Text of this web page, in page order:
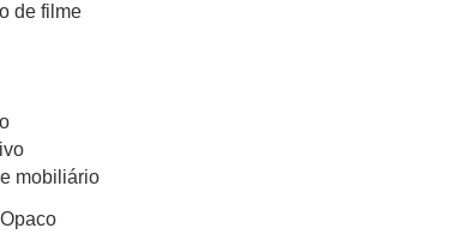
de filme
mobiliário